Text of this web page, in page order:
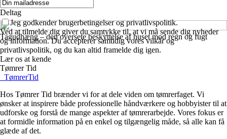
Tagudhæng – den oversete beskyttelse af huset mod regn og fugt
Deltag
Jeg godkender brugerbetingelser og privatlivspolitik.
Ved at tilmelde dig giver du samtykke til, at vi må sende dig nyheder
og information. Du accepterer samtidig vores vilkår og
privatlivspolitik, og du kan altid framelde dig igen.
Lær os at kende
Tømrer Tid
TømrerTid
Hos Tømrer Tid brænder vi for at dele viden om tømrerfaget. Vi
ønsker at inspirere både professionelle håndværkere og hobbyister til at
udforske og forstå de mange aspekter af tømrerarbejde. Vores fokus er
at formidle information på en enkel og tilgængelig måde, så alle kan få
glæde af det.